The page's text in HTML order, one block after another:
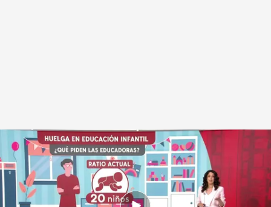
Las razones de la huelga de las educadoras infantiles.Cuatro
Beatriz Benayas
07 MAY 2026 - 22:04h.